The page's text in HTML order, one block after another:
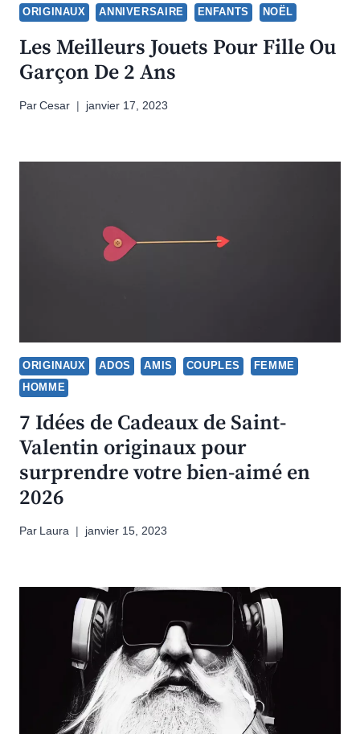
ORIGINAUX ANNIVERSAIRE ENFANTS NOËL
Les Meilleurs Jouets Pour Fille Ou
Garçon De 2 Ans
ParCesar janvier 17, 2023
ORIGINAUX ADOS AMIS COUPLES
FEMME
HOMME
7 Idées de Cadeaux de Saint-
Valentin originaux pour
surprendre votre bien-aimé en
2026
Par Laura janvier 15, 2023